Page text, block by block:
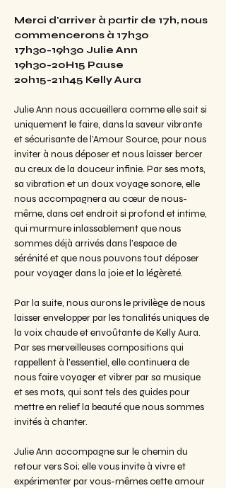
Merci d'arriver à partir de 17h, nous
commencerons à 17h30
17h30-19h30 Julie Ann
19h30-20H15 Pause
20h15-21h45 Kelly Aura
Julie Ann nous accueillera comme elle sait si
uniquement le faire, dans la saveur vibrante
et sécurisante de l’Amour Source, pour nous
inviter à nous déposer et nous laisser bercer
au creux de la douceur infinie. Par ses mots,
sa vibration et un doux voyage sonore, elle
nous accompagnera au cœur de nous-
même, dans cet endroit si profond et intime,
qui murmure inlassablement que nous
sommes déjà arrivés dans l’espace de
sérénité et que nous pouvons tout déposer
pour voyager dans la joie et la légèreté.
Par la suite, nous aurons le privilège de nous
laisser envelopper par les tonalités uniques de
la voix chaude et envoûtante de Kelly Aura.
Par ses merveilleuses compositions qui
rappellent à l’essentiel, elle continuera de
nous faire voyager et vibrer par sa musique
et ses mots, qui sont tels des guides pour
mettre en relief la beauté que nous sommes
invités à chanter.
Julie Ann accompagne sur le chemin du
retour vers Soi; elle vous invite à vivre et
expérimenter par vous-mêmes cette amour